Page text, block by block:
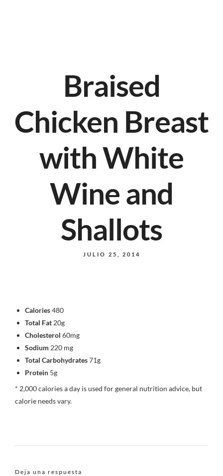
Braised
Chicken Breast
with White
Wine and
Shallots
JULIO 25, 2014
Calories480
Total Fat 20g
Cholesterol 60mg
Sodium 220 mg
Total Carbohydrates71g
Protein 5g
* 2,000 calories a day is used for general nutrition advice, but
calorie needs vary.
Deja una respuesta